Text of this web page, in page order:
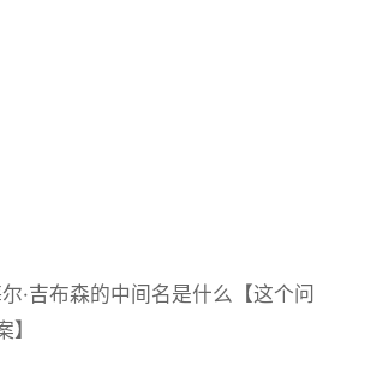
·吉布森的中间名是什么【这个问